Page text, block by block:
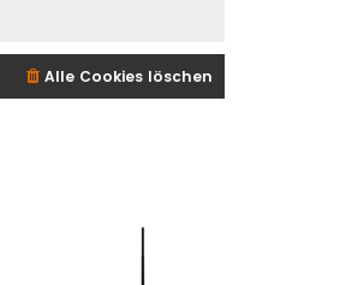
Alle Cookies löschen